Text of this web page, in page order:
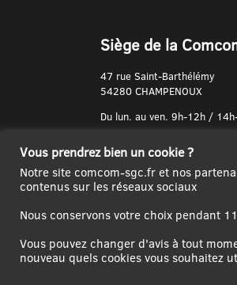
Siège de la
47 rue Saint-Barthélémy
54280 CHAMPENOUX
Du lun. au ven. 9h-12h /
03 83 31 74 37
Vous prendrez bien un cookie ?
Notre site comcom-sgc.fr et nos
contenus sur les réseaux sociaux
Nous conservons votre choix pendant
Vous pouvez changer d'avis à tout
nouveau quels cookies vous souhaitez